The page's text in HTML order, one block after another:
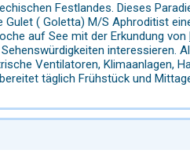
Festlandes. Dieses
Gulet ( Goletta) M/S Aphroditist
auf See mit der Erkundung von
interessieren.
Ventilatoren, Klimaanlagen,
täglich Frühstück und